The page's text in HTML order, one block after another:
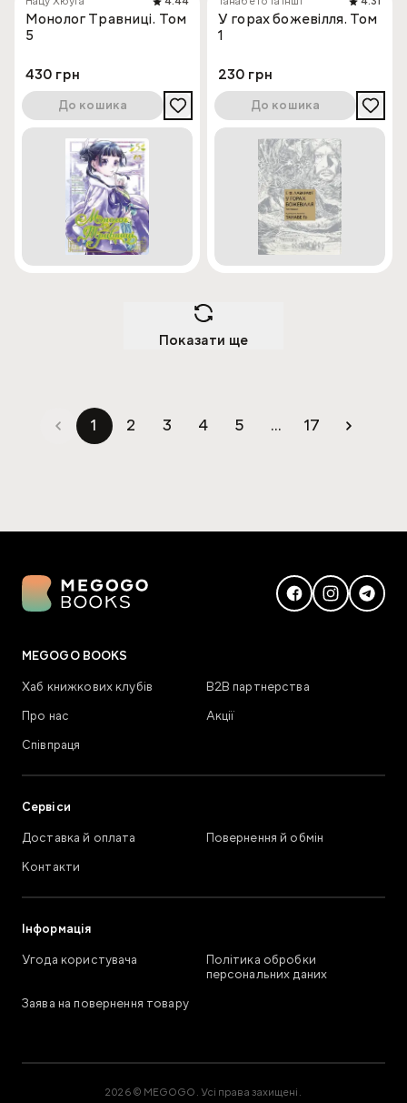
Монолог Травниці. Том
5
430 грн
До кошика
У горах божевілля. Том
1
230 грн
До кошика
Показати ще
1 2 3 4 5 ... 17
MEGOGO BOOKS
Хаб книжкових клубів
В2В партнерства
Про нас
Акції
Співпраця
Сервіси
Доставка й оплата
Повернення й обмін
Контакти
Інформація
Угода користувача
Політика обробки
персональних даних
Заява на повернення товару
2026 © MEGOGO. Усі права захищені.